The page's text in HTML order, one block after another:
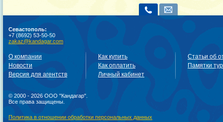
Севастополь:
+7 (8692) 53-50-50
zakaz@kandagar.com
О компании
Новости
Версия для агентств
Как купить
Как оплатить
Личный кабинет
Статьи об
Памятки
© 2000 - 2026 ООО "Кандагар".
Все права защищены.
Политика в отношении обработки персональных данных